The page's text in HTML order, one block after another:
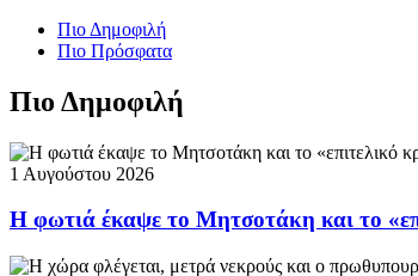
Πιο Δημοφιλή
Πιο Πρόσφατα
Πιο Δημοφιλή
1 Αυγούστου 2026
Η φωτιά έκαψε το Μητσοτάκη και το